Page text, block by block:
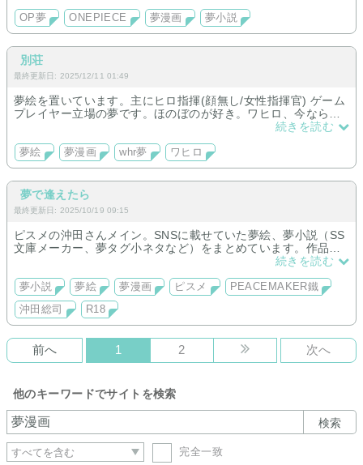
OP夢 ONEPIECE 夢漫画 夢小説
別荘
最終更新日: 2025/12/11 01:49
夢絵を置いています。主にヒロ指揮(顔無し/女性指揮官) ゲーム
プレイヤー立場の夢です。ほのぼのが好き。ワヒロ、今ならオ
続きを読む
夢絵 夢漫画 whr夢 ワヒロ
夢で逢えたら
最終更新日: 2025/10/19 09:15
ピスメの沖田さんメイン。SNSに載せていた夢絵、夢小説（SS
文庫メーカー、夢タグ小ネタなど）をまとめています。作品傾
続きを読む
夢小説 夢絵 夢漫画 ピスメ
PEACEMAKER鐵
沖田総司
R18
前へ 1 2 次へ
他のキーワードでサイトを検索
検索
完全一致